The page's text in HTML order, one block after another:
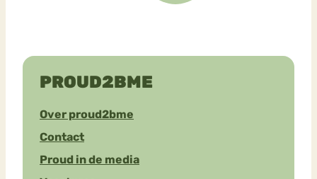
PROUD2BME
Over proud2bme
Contact
Proud in de media